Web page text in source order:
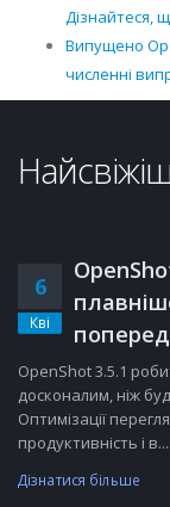
Дізнайтеся,
Випущено
численні
6
Кві
OpenShot 3.5.1
досконалим, ніж
Оптимізації
продуктивність і
Дізнатися більше